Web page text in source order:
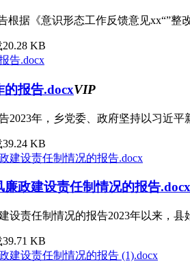
根据《意识形态工作反馈意见xx“”整
20.28 KB
的报告.docxVIP
2023年，乡党委、政府坚持以习近
39.24 KB
廉政建设责任制情况的报告.docx
设责任制情况的报告2023年以来，
39.71 KB